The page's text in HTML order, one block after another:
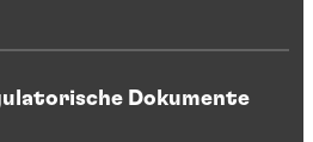
Dokumente